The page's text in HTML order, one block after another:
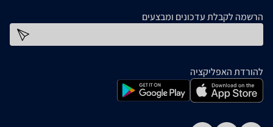
הרשמה לקבלת עדכונים ומבצעים
להורדת האפליקציה